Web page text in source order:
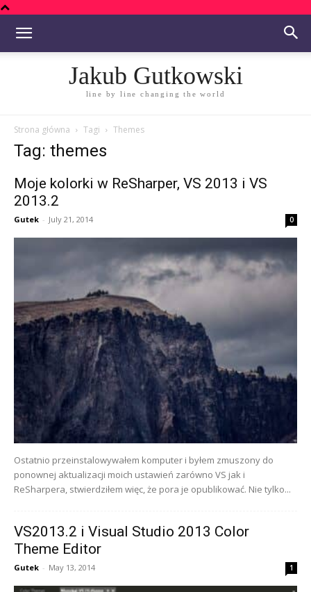
Jakub Gutkowski
line by line changing the world
Strona główna Tagi Themes
Tag: themes
Moje kolorki w ReSharper, VS 2013 i VS
2013.2
Gutek - July 21, 2014 0
Ostatnio przeinstalowywałem komputer i byłem zmuszony do
ponownej aktualizacji moich ustawień zarówno VS jak i
ReSharpera, stwierdziłem więc, że pora je opublikować. Nie tylko...
VS2013.2 i Visual Studio 2013 Color
Theme Editor
Gutek - May 13, 2014 1